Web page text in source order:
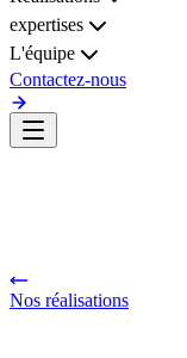
expertises
L'équipe
Contactez-nous
Nos réalisations